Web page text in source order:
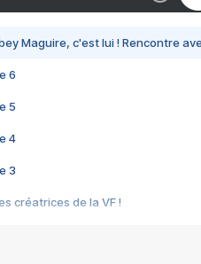
Maguire, c'est lui ! Rencontre
6
5
4
3
créatrices de la VF !